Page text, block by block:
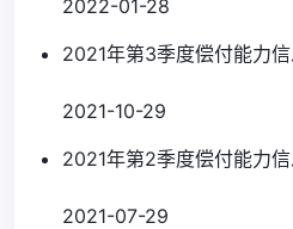
2022-01-28
2021年第3季度偿付能力
2021-10-29
2021年第2季度偿付能力
2021-07-29